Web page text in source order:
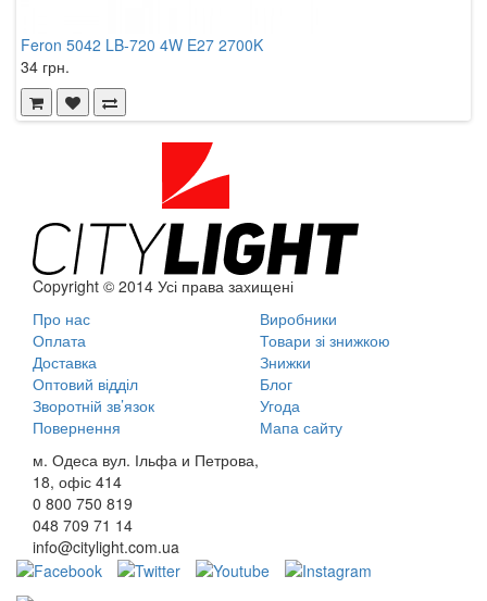
Feron 5042 LB-720 4W E27 2700K
34 грн.
Copyright © 2014 Усі права захищені
Про нас
Оплата
Доставка
Оптовий відділ
Зворотній зв’язок
Повернення
Виробники
Товари зі знижкою
Знижки
Блог
Угода
Мапа сайту
м. Одеса вул. Ільфа и Петрова,
18, офіс 414
0 800 750 819
048 709 71 14
info@citylight.com.ua